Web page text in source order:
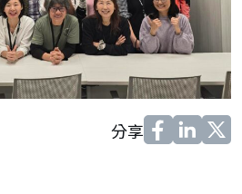
分享